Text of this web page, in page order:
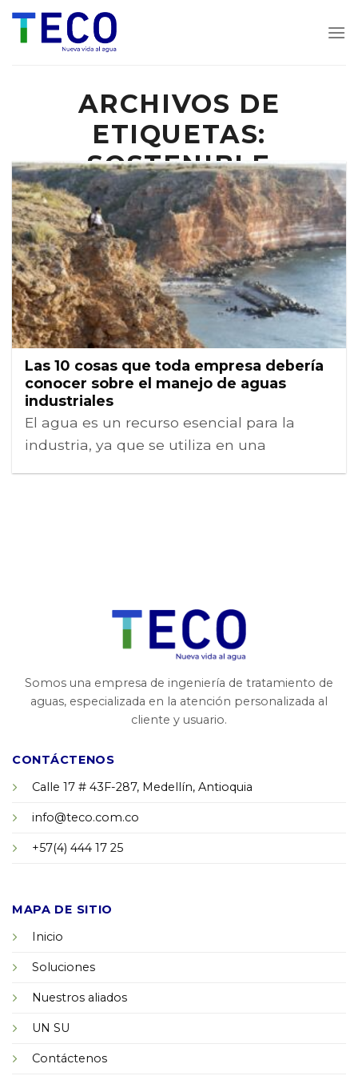
Skip
ARCHIVOS DE
ETIQUETAS:
SOSTENIBLE
Las 10 cosas que toda empresa debería
conocer sobre el manejo de aguas
industriales
El agua es un recurso esencial para la
industria, ya que se utiliza en una
Somos una empresa de ingeniería de tratamiento de
aguas, especializada en la atención personalizada al
cliente y usuario.
MAPA DE SITIO
Inicio
Soluciones
Nuestros aliados
UN SU
Contáctenos
CONTÁCTENOS
Calle 17 # 43F-287, Medellín, Antioquia
info@teco.com.co
+57(4) 444 17 25